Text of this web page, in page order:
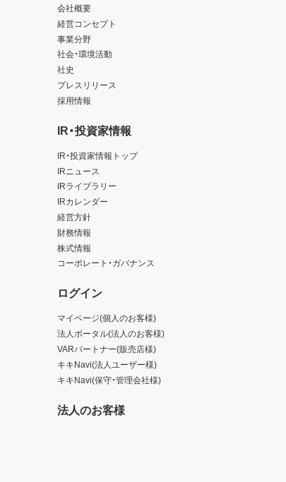
会社概要
経営コンセプト
事業分野
社会・環境活動
社史
プレスリリース
採用情報
IR・投資家情報
IR・投資家情報トップ
IRニュース
IRライブラリー
IRカレンダー
経営方針
財務情報
株式情報
コーポレート・ガバナンス
ログイン
マイページ(個人のお客様)
法人ポータル(法人のお客様)
VARパートナー(販売店様)
キキNavi(法人ユーザー様)
キキNavi(保守・管理会社様)
法人のお客様